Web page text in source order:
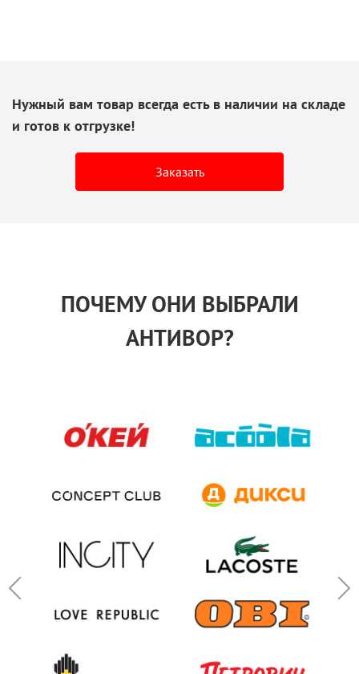
Нужный вам товар всегда есть в наличии на складе
и готов к отгрузке!
Заказать
ПОЧЕМУ ОНИ ВЫБРАЛИ
АНТИВОР?